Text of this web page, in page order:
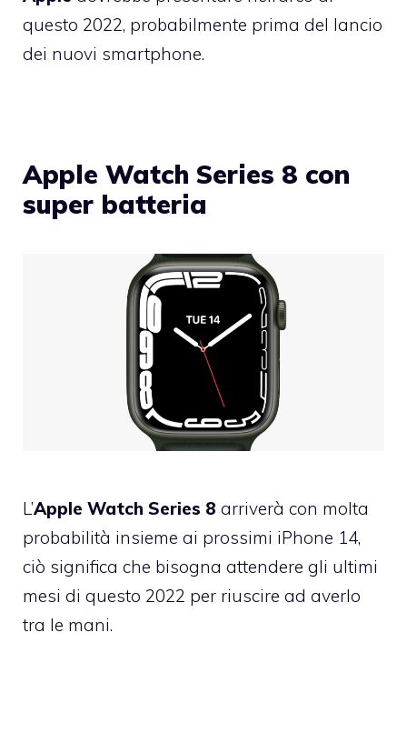
questo 2022, probabilmente prima del lancio
dei nuovi smartphone.
Apple Watch Series 8 con
super batteria
L’Apple Watch Series 8 arriverà con molta
probabilità insieme ai prossimi iPhone 14,
ciò significa che bisogna attendere gli ultimi
mesi di questo 2022 per riuscire ad averlo
tra le mani.